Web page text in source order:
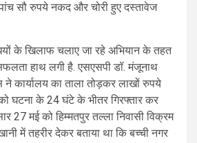
सौ रुपये नकद और चोरी हुए दस्तावेज
के खिलाफ चलाए जा रहे अभियान के तहत
हाथ लगी है. एसएसपी डॉ. मंजूनाथ
ने कार्यालय का ताला तोड़कर लाखों रुपये
घटना के 24 घंटे के भीतर गिरफ्तार कर
27 मई को हिम्मतपुर तल्ला निवासी विक्रम
में तहरीर देकर बताया था कि बच्ची नगर